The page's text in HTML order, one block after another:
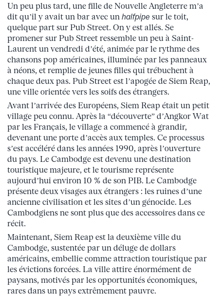
Un peu plus tard, une fille de Nouvelle Angleterre m’a
dit qu’il y avait un bar avec un halfpipe sur le toit,
quelque part sur Pub Street. On y est allés. Se
promener sur Pub Street ressemble un peu à Saint-
Laurent un vendredi d’été, animée par le rythme des
chansons pop américaines, illuminée par les panneaux
à néons, et remplie de jeunes filles qui trébuchent à
chaque deux pas. Pub Street est l’apogée de Siem Reap,
une ville orientée vers les soifs des étrangers.
Avant l’arrivée des Européens, Siem Reap était un petit
village peu connu. Après la “découverte” d’Angkor Wat
par les Français, le village a commencé à grandir,
devenant une porte d’accès aux temples. Ce processus
s’est accéléré dans les années 1990, après l’ouverture
du pays. Le Cambodge est devenu une destination
touristique majeure, et le tourisme représente
aujourd’hui environ 10 % de son PIB. Le Cambodge
présente deux visages aux étrangers : les ruines d’une
ancienne civilisation et les sites d’un génocide. Les
Cambodgiens ne sont plus que des accessoires dans ce
récit.
Maintenant, Siem Reap est la deuxième ville du
Cambodge, sustentée par un déluge de dollars
américains, embellie comme attraction touristique par
les évictions forcées. La ville attire énormément de
paysans, motivés par les opportunités économiques,
rares dans un pays extrêmement pauvre.